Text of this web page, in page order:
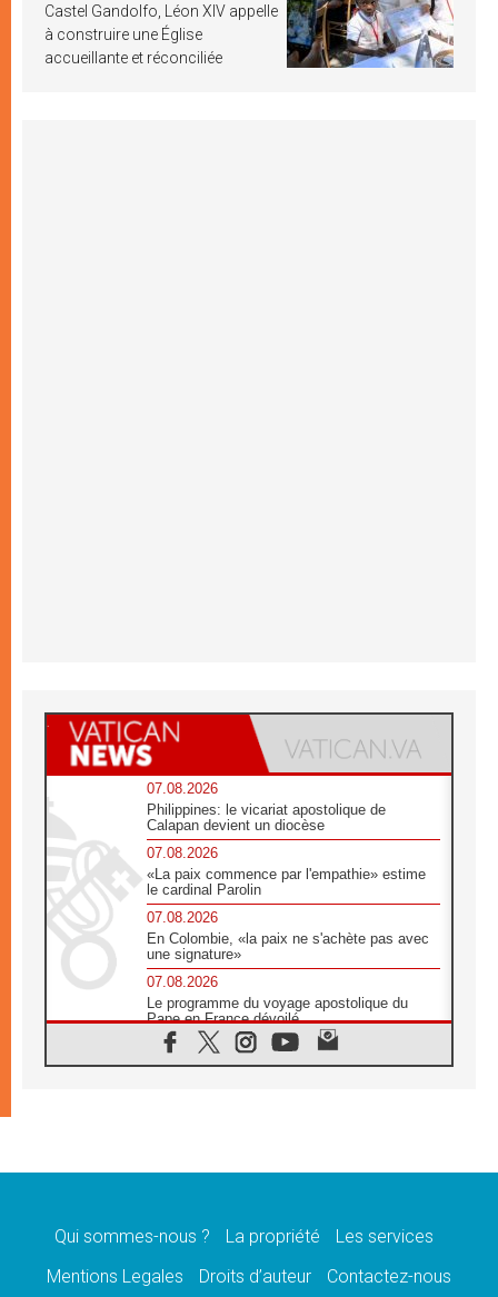
Castel Gandolfo, Léon XIV appelle
à construire une Église
accueillante et réconciliée
07.08.2026
Philippines: le vicariat apostolique de
Calapan devient un diocèse
07.08.2026
«La paix commence par l'empathie» estime
le cardinal Parolin
07.08.2026
En Colombie, «la paix ne s'achète pas avec
une signature»
07.08.2026
Le programme du voyage apostolique du
Pape en France dévoilé
07.08.2026
1ère Conférence continentale sur l'éducation
07.08.2026
07.08.2026
lancement des «dix jours de prière pour la
Qui sommes-nous ? La propriété
Les services
Mentions Legales
Droits d’auteur Contactez-nous